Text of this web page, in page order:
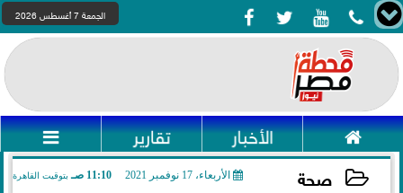
    الجمعة 7 أغسطس 2026
 الأخبار تقارير 
صحة الأربعاء، 17 نوفمبر 2021 11:10 صـ بتوقيت القاهرة